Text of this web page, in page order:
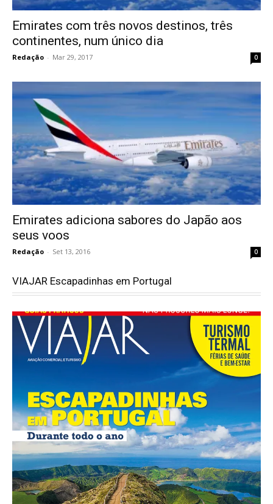
Emirates com três novos destinos, três
continentes, num único dia
Redação - Mar 29, 2017 0
Emirates adiciona sabores do Japão aos
seus voos
Redação - Set 13, 2016 0
VIAJAR Escapadinhas em Portugal